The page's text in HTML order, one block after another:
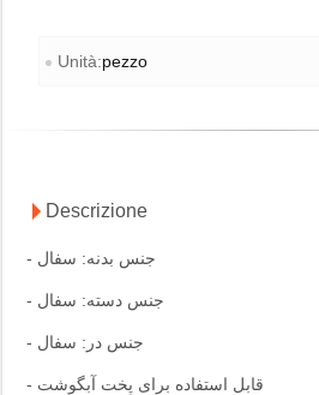
Unità:pezzo
Descrizione
- جنس بدنه: سفال
- جنس دسته: سفال
- جنس در: سفال
- قابل استفاده برای پخت آبگوشت